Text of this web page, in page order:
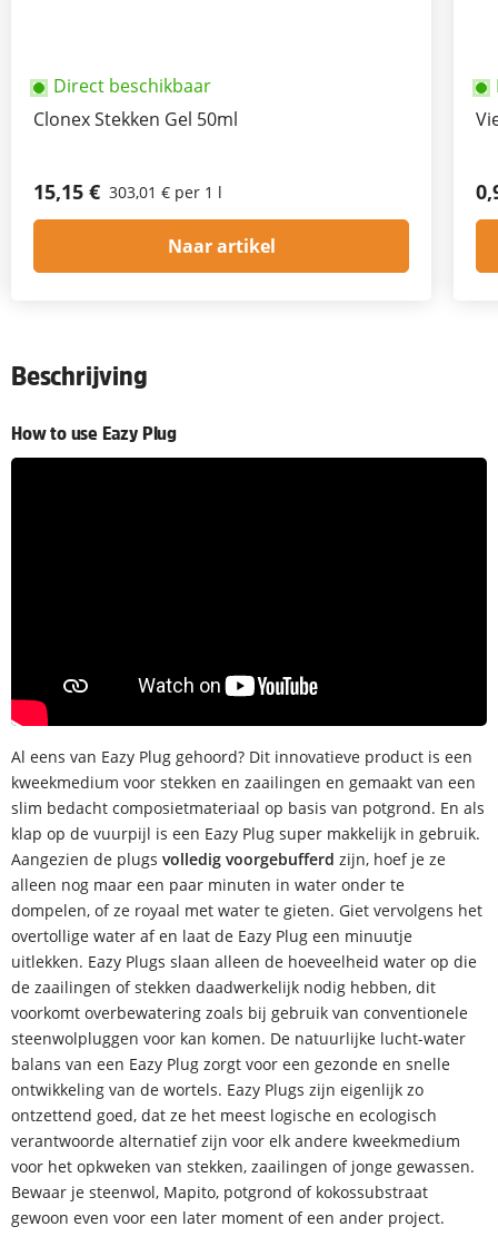
Direct beschikbaar
Clonex Stekken Gel 50ml
15,15 € 303,01 € per 1 l
Naar artikel
Beschrijving
How to use Eazy Plug
Al eens van Eazy Plug gehoord? Dit innovatieve product is een
kweekmedium voor stekken en zaailingen en gemaakt van een
slim bedacht composietmateriaal op basis van potgrond. En als
klap op de vuurpijl is een Eazy Plug super makkelijk in gebruik.
Aangezien de plugs volledig voorgebufferd zijn, hoef je ze
alleen nog maar een paar minuten in water onder te
dompelen, of ze royaal met water te gieten. Giet vervolgens het
overtollige water af en laat de Eazy Plug een minuutje
uitlekken. Eazy Plugs slaan alleen de hoeveelheid water op die
de zaailingen of stekken daadwerkelijk nodig hebben, dit
voorkomt overbewatering zoals bij gebruik van conventionele
steenwolpluggen voor kan komen. De natuurlijke lucht-water
balans van een Eazy Plug zorgt voor een gezonde en snelle
ontwikkeling van de wortels. Eazy Plugs zijn eigenlijk zo
ontzettend goed, dat ze het meest logische en ecologisch
verantwoorde alternatief zijn voor elk andere kweekmedium
voor het opkweken van stekken, zaailingen of jonge gewassen.
Bewaar je steenwol, Mapito, potgrond of kokossubstraat
gewoon even voor een later moment of een ander project.